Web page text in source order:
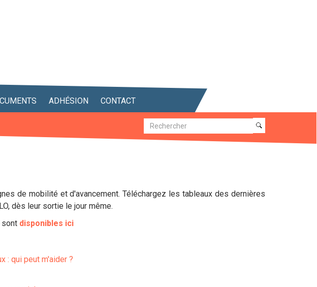
ADHÉSION CONTACT
Recherche
Recherche
de mobilité et d'avancement. Téléchargez les tableaux des dernières
dès leur sortie le jour même.
sont disponibles ici
: qui peut m'aider ?